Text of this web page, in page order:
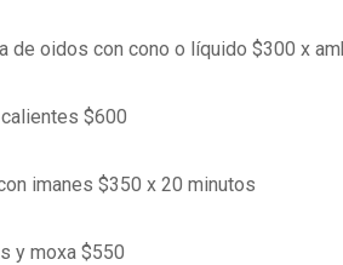
de oidos con cono o líquido $300 x
$600
imanes $350 x 20 minutos
y moxa $550